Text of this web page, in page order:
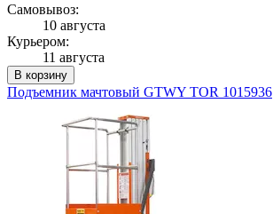
Самовывоз:
10 августа
Курьером:
11 августа
В корзину
Подъемник мачтовый GTWY TOR 1015936